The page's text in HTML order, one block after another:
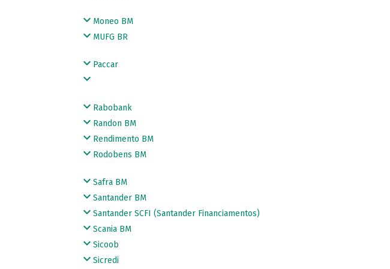
Moneo BM
MUFG BR
Paccar
Rabobank
Randon BM
Rendimento BM
Rodobens BM
Safra BM
Santander BM
Santander SCFI (Santander Financiamentos)
Scania BM
Sicoob
Sicredi